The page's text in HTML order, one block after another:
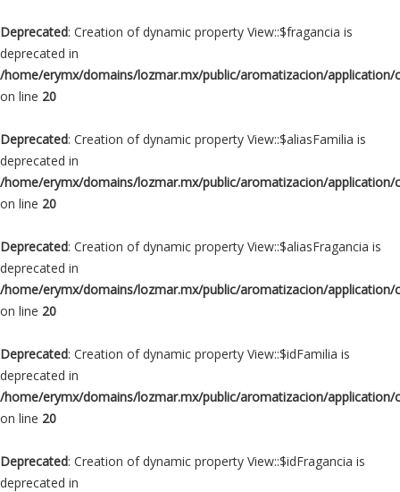
Deprecated: Creation of dynamic property View::$fragancia is
deprecated in
/home/erymx/domains/lozmar.mx/public/aromatizacion/application/
on line 20
Deprecated: Creation of dynamic property View::$aliasFamilia is
deprecated in
/home/erymx/domains/lozmar.mx/public/aromatizacion/application/
on line 20
Deprecated: Creation of dynamic property View::$aliasFragancia is
deprecated in
/home/erymx/domains/lozmar.mx/public/aromatizacion/application/
on line 20
Deprecated: Creation of dynamic property View::$idFamilia is
deprecated in
/home/erymx/domains/lozmar.mx/public/aromatizacion/application/
on line 20
Deprecated: Creation of dynamic property View::$idFragancia is
deprecated in